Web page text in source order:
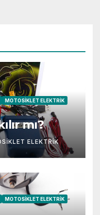
MOTOSIKLET ELEKTRIK
mı?
ELEKTRIK
MOTOSIKLET ELEKTRIK